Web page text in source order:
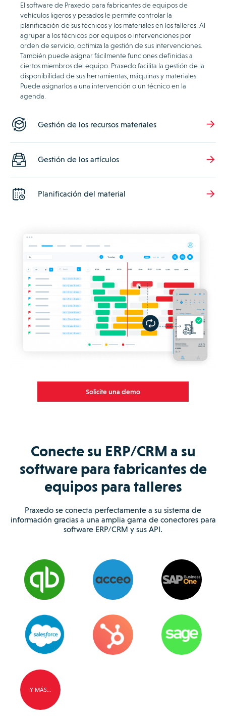
El software de Praxedo para fabricantes de equipos de
vehículos ligeros y pesados le permite controlar la
planificación de sus técnicos y los materiales en los talleres. Al
agrupar a los técnicos por equipos o intervenciones por
orden de servicio, optimiza la gestión de sus intervenciones.
También puede asignar fácilmente funciones definidas a
ciertos miembros del equipo. Praxedo facilita la gestión de la
disponibilidad de sus herramientas, máquinas y materiales.
Puede asignarlos a una intervención o un técnico en la
agenda.
Gestión de los recursos materiales
Gestión de los artículos
Planificación del material
Solicite una demo
Conecte su ERP/CRM a su
software para fabricantes de
equipos para talleres
Praxedo se conecta perfectamente a su sistema de
información gracias a una amplia gama de conectores para
software ERP/CRM y sus API.
Y MÁS…